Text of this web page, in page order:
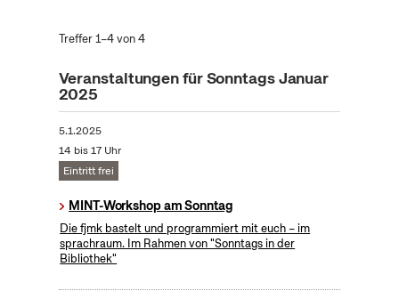
Treffer 1–4 von 4
Veranstaltungen für Sonntags Januar
2025
5.1.2025
14 bis 17 Uhr
Eintritt frei
MINT-Workshop am Sonntag
Die fjmk bastelt und programmiert mit euch – im
sprachraum. Im Rahmen von "Sonntags in der
Bibliothek"